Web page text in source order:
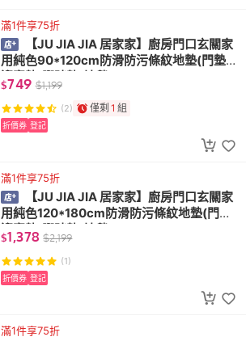
滿1件享75折
【JU JIA JIA 居家家】廚房門口玄關家
用純色90*120cm防滑防污條紋地墊(門墊/
迎賓墊/腳踏墊/地毯)
$749 $1,199
(2) 僅剩 1 組
折價券 登記
滿1件享75折
【JU JIA JIA 居家家】廚房門口玄關家
用純色120*180cm防滑防污條紋地墊(門墊/
迎賓墊/腳踏墊/地毯)
$1,378 $2,199
(1)
折價券 登記
滿1件享75折